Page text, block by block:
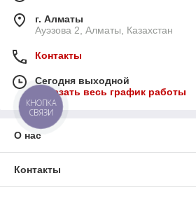
г. Алматы
Ауэзова 2, Алматы, Казахстан
Контакты
Сегодня выходной
Показать весь график работы
О нас
Контакты
КНОПКА
СВЯЗИ